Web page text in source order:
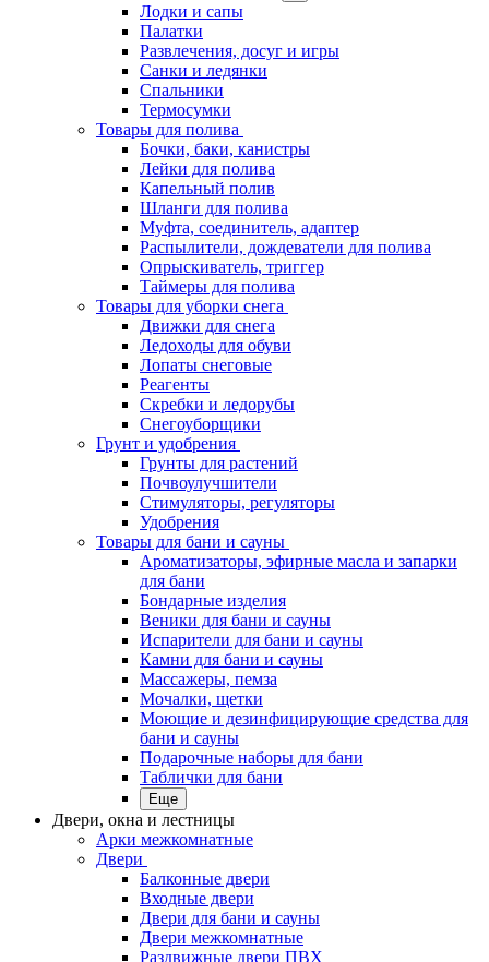
Лодки и сапы
Палатки
Развлечения, досуг и игры
Санки и ледянки
Спальники
Термосумки
Товары для полива
Бочки, баки, канистры
Лейки для полива
Капельный полив
Шланги для полива
Муфта, соединитель, адаптер
Распылители, дождеватели для полива
Опрыскиватель, триггер
Таймеры для полива
Товары для уборки снега
Движки для снега
Ледоходы для обуви
Лопаты снеговые
Реагенты
Скребки и ледорубы
Снегоуборщики
Грунт и удобрения
Грунты для растений
Почвоулучшители
Стимуляторы, регуляторы
Удобрения
Товары для бани и сауны
Ароматизаторы, эфирные масла и запарки
для бани
Бондарные изделия
Веники для бани и сауны
Испарители для бани и сауны
Камни для бани и сауны
Массажеры, пемза
Мочалки, щетки
Моющие и дезинфицирующие средства для
бани и сауны
Подарочные наборы для бани
Таблички для бани
Еще
Двери, окна и лестницы
Арки межкомнатные
Двери
Балконные двери
Входные двери
Двери для бани и сауны
Двери межкомнатные
Раздвижные двери ПВХ